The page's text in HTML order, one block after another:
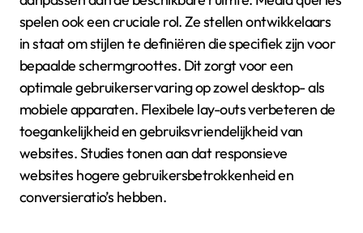
spelen ook een cruciale rol. Ze stellen ontwikkelaars
in staat om stijlen te definiëren die specifiek zijn voor
bepaalde schermgroottes. Dit zorgt voor een
optimale gebruikerservaring op zowel desktop- als
mobiele apparaten. Flexibele lay-outs verbeteren de
toegankelijkheid en gebruiksvriendelijkheid van
websites. Studies tonen aan dat responsieve
websites hogere gebruikersbetrokkenheid en
conversieratio’s hebben.